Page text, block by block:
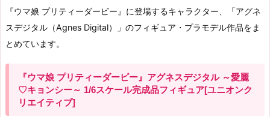
『ウマ娘 プリティーダービー』に登場するキャラクター、「アグネ
スデジタル（Agnes Digital）」のフィギュア・プラモデル作品をま
とめています。
『ウマ娘 プリティーダービー』アグネスデジタル ～愛麗
♡キョンシー～ 1/6スケール完成品フィギュア[ユニオンク
リエイティブ]